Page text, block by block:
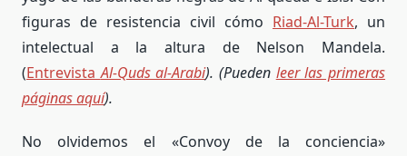
figuras de resistencia civil cómo Riad-Al-Turk, un
intelectual a la altura de Nelson Mandela.
(EntrevistaAl-Quds al-Arabi). (Pueden leer las primeras
páginas aquí).
No olvidemos el «Convoy de la conciencia»